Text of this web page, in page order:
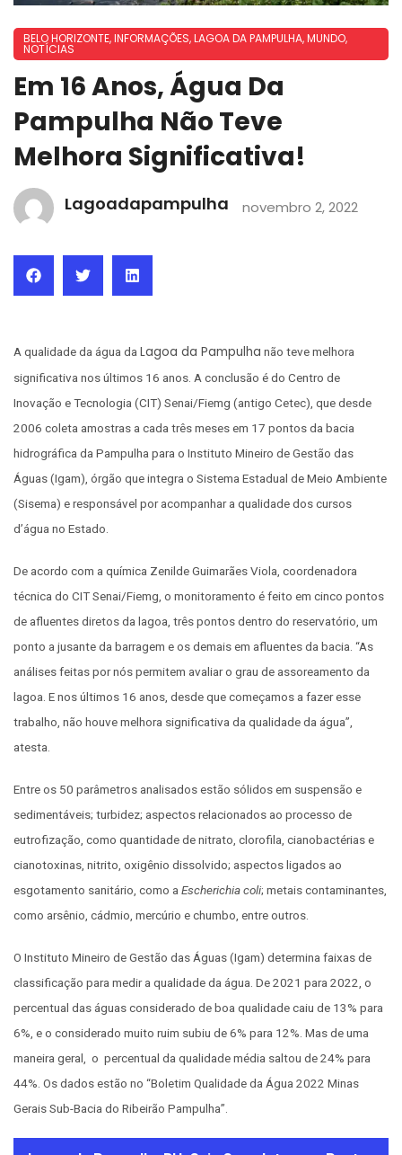
BELO HORIZONTE,INFORMAÇÕES,LAGOA DA PAMPULHA,MUNDO,
NOTÍCIAS
Em 16 Anos, Água Da
Pampulha Não Teve
Melhora Significativa!
Lagoadapampulha novembro 2, 2022
A qualidade da água da Lagoa da Pampulha não teve melhora
significativa nos últimos 16 anos. A conclusão é do Centro de
Inovação e Tecnologia (CIT) Senai/Fiemg (antigo Cetec), que desde
2006 coleta amostras a cada três meses em 17 pontos da bacia
hidrográfica da Pampulha para o Instituto Mineiro de Gestão das
Águas (Igam), órgão que integra o Sistema Estadual de Meio Ambiente
(Sisema) e responsável por acompanhar a qualidade dos cursos
d’água no Estado.
De acordo com a química Zenilde Guimarães Viola, coordenadora
técnica do CIT Senai/Fiemg, o monitoramento é feito em cinco pontos
de afluentes diretos da lagoa, três pontos dentro do reservatório, um
ponto a jusante da barragem e os demais em afluentes da bacia. “As
análises feitas por nós permitem avaliar o grau de assoreamento da
lagoa. E nos últimos 16 anos, desde que começamos a fazer esse
trabalho, não houve melhora significativa da qualidade da água”,
atesta.
Entre os 50 parâmetros analisados estão sólidos em suspensão e
sedimentáveis; turbidez; aspectos relacionados ao processo de
eutrofização, como quantidade de nitrato, clorofila, cianobactérias e
cianotoxinas, nitrito, oxigênio dissolvido; aspectos ligados ao
esgotamento sanitário, como a Escherichia coli; metais contaminantes,
como arsênio, cádmio, mercúrio e chumbo, entre outros.
O Instituto Mineiro de Gestão das Águas (Igam) determina faixas de
classificação para medir a qualidade da água. De 2021 para 2022, o
percentual das águas considerado de boa qualidade caiu de 13% para
6%, e o considerado muito ruim subiu de 6% para 12%. Mas de uma
maneira geral, o percentual da qualidade média saltou de 24% para
44%. Os dados estão no “Boletim Qualidade da Água 2022 Minas
Gerais Sub-Bacia do Ribeirão Pampulha”.